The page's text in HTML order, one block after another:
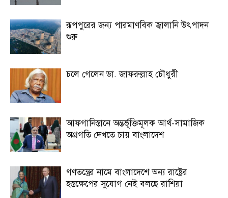
রূপপুরের জন্য পারমাণবিক জ্বালানি উৎপাদন
শুরু
চলে গেলেন ডা. জাফরুল্লাহ চৌধুরী
আফগানিস্তানে অন্তর্ভূক্তিমূলক আর্থ-সামাজিক
অগ্রগতি দেখতে চায় বাংলাদেশ
গণতন্ত্রের নামে বাংলাদেশে অন্য রাষ্ট্রের
হস্তক্ষেপের সুযোগ নেই বলছে রাশিয়া